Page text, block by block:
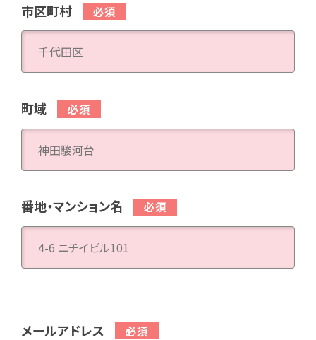
市区町村
町域
番地・マンション名
メールアドレス